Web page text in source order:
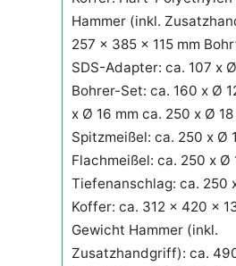
Hammer (inkl.
257 x 385 x 115 mm
SDS-Adapter: ca. 107 x
Bohrer-Set: ca. 160 x Ø
x Ø 16 mm ca. 250 x Ø 18
Spitzmeißel: ca. 250 x Ø
Flachmeißel: ca. 250 x Ø
Tiefenanschlag: ca. 250
Koffer: ca. 312 x 420 x
Gewicht Hammer (inkl.
Zusatzhandgriff): ca.